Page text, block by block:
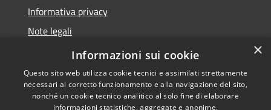
Informativa privacy
Note legali
Dichiarazione di accessibilità
×
Informazioni sui cookie
Questo sito web utilizza cookie tecnici e assimilati strettamente
necessari al corretto funzionamento e alla navigazione del sito,
nonché un cookie tecnico analitico al solo fine di elaborare
informazioni statistiche, aggregate e anonime.